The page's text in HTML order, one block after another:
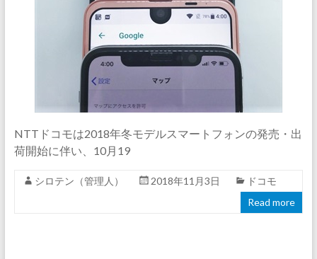
NTTドコモは2018年冬モデルスマートフォンの発売・出
荷開始に伴い、10月19
シロテン（管理人） 2018年11月3日
ドコモ
Read more